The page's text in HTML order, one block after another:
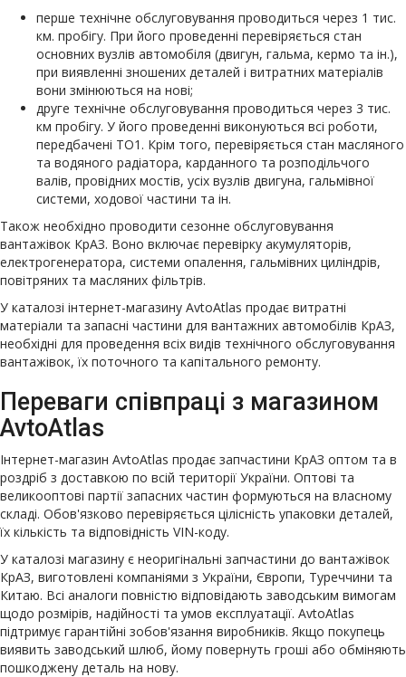
перше технічне обслуговування проводиться через 1 тис.
км. пробігу. При його проведенні перевіряється стан
основних вузлів автомобіля (двигун, гальма, кермо та ін.),
при виявленні зношених деталей і витратних матеріалів
вони змінюються на нові;
друге технічне обслуговування проводиться через 3 тис.
км пробігу. У його проведенні виконуються всі роботи,
передбачені ТО1. Крім того, перевіряється стан масляного
та водяного радіатора, карданного та розподільчого
валів, провідних мостів, усіх вузлів двигуна, гальмівної
системи, ходової частини та ін.
Також необхідно проводити сезонне обслуговування
вантажівок КрАЗ. Воно включає перевірку акумуляторів,
електрогенератора, системи опалення, гальмівних циліндрів,
повітряних та масляних фільтрів.
У каталозі інтернет-магазину AvtoAtlas продає витратні
матеріали та запасні частини для вантажних автомобілів КрАЗ,
необхідні для проведення всіх видів технічного обслуговування
вантажівок, їх поточного та капітального ремонту.
Переваги співпраці з магазином
AvtoAtlas
Інтернет-магазин AvtoAtlas продає запчастини КрАЗ оптом та в
роздріб з доставкою по всій території України. Оптові та
великооптові партії запасних частин формуються на власному
складі. Обов'язково перевіряється цілісність упаковки деталей,
їх кількість та відповідність VIN-коду.
У каталозі магазину є неоригінальні запчастини до вантажівок
КрАЗ, виготовлені компаніями з України, Європи, Туреччини та
Китаю. Всі аналоги повністю відповідають заводським вимогам
щодо розмірів, надійності та умов експлуатації. AvtoAtlas
підтримує гарантійні зобов'язання виробників. Якщо покупець
виявить заводський шлюб, йому повернуть гроші або обміняють
пошкоджену деталь на нову.